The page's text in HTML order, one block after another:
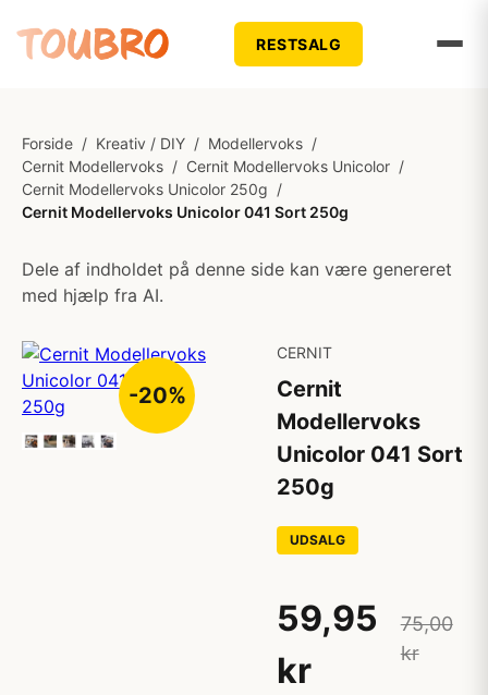
RESTSALG
Forside / Kreativ / DIY / Modellervoks /
Cernit Modellervoks / Cernit Modellervoks Unicolor /
Cernit Modellervoks Unicolor 250g /
Cernit Modellervoks Unicolor 041 Sort 250g
Dele af indholdet på denne side kan være genereret
med hjælp fra AI.
-20%
CERNIT
Cernit
Modellervoks
Unicolor 041 Sort
250g
UDSALG
59,95
kr
75,00
kr